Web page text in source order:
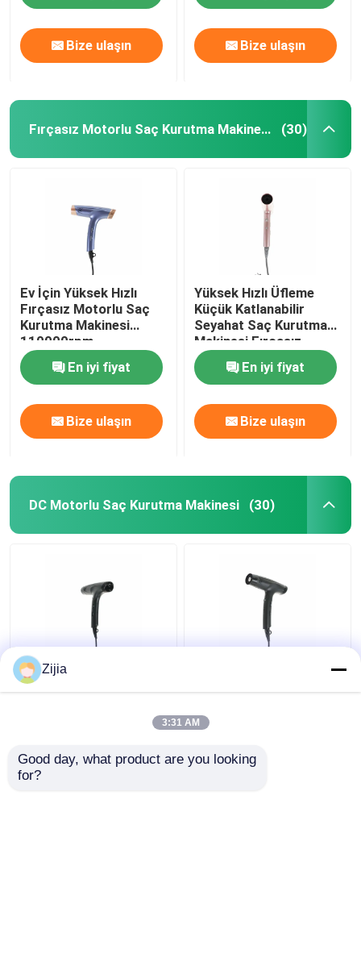
Bize ulaşın Bize ulaşın
Fırçasız Motorlu Saç Kurutma Makinesi (30)
Ev İçin Yüksek Hızlı
Fırçasız Motorlu Saç
Kurutma Makinesi
110000rpm
Özelleştirilmiş
En iyi fiyat
Bize ulaşın
Yüksek Hızlı Üfleme
Küçük Katlanabilir
Seyahat Saç Kurutma
Makinesi Fırçasız
Motor Tipi
En iyi fiyat
Bize ulaşın
DC Motorlu Saç Kurutma Makinesi (30)
Yüksek Hızlı DC
Motorlu Saç Kurutma
110000rpm Katlanabilir
Kurutma Makinesi
Zijia
3:31 AM
Good day, what product are you looking
for?